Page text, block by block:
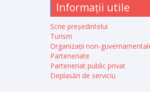
Informații utile
Scrie președintelui
Turism
Organizații non-
Parteneriate
Parteneriat public privat
Deplasări de serviciu